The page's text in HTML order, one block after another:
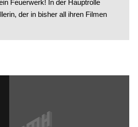
Feuerwerk! In der Hauptrolle
der in bisher all ihren Filmen